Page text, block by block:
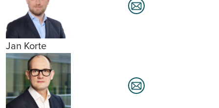
Jan Korte